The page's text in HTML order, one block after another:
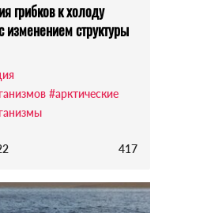
грибков к холоду
изменением структуры
#арктические
417